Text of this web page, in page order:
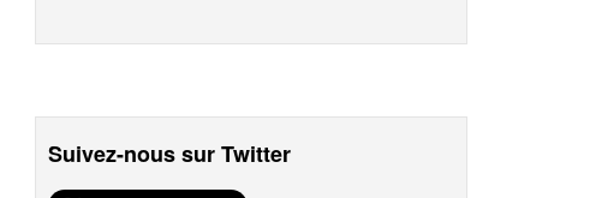
Suivez-nous sur Twitter